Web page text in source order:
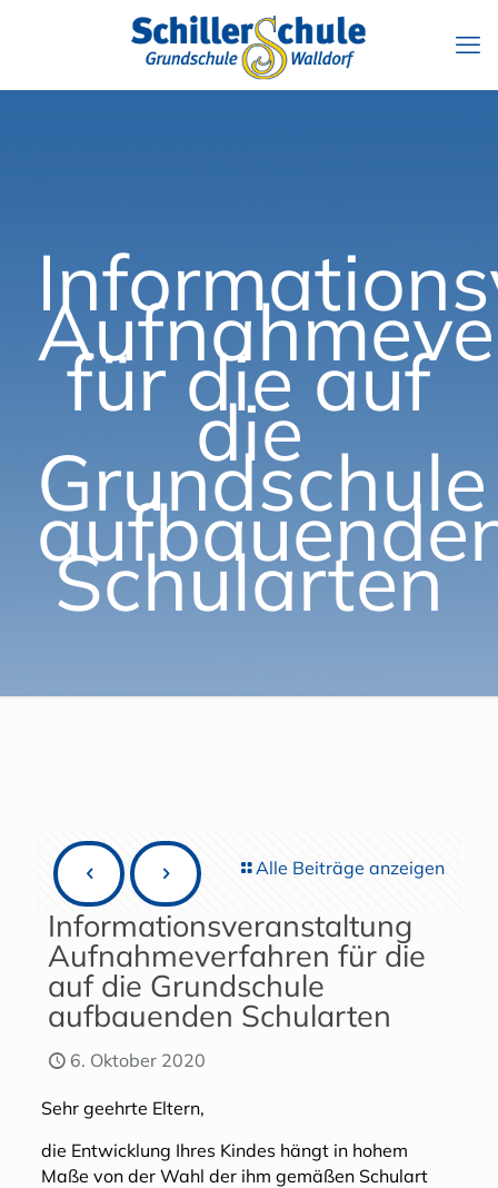
für die auf
die
Grundschule
Schularten
Alle Beiträge anzeigen
Informationsveranstaltung
Aufnahmeverfahren für die
auf die Grundschule
aufbauenden Schularten
6. Oktober 2020
Sehr geehrte Eltern,
die Entwicklung Ihres Kindes hängt in hohem
Maße von der Wahl der ihm gemäßen Schulart